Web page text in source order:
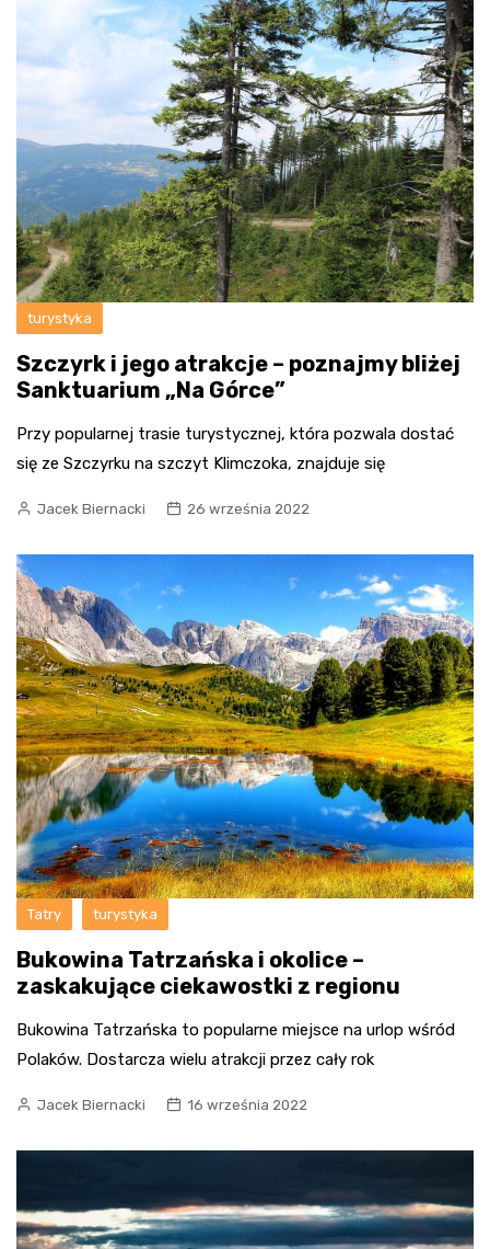
turystyka
Szczyrk i jego atrakcje – poznajmy bliżej
Sanktuarium „Na Górce”
Przy popularnej trasie turystycznej, która pozwala dostać
się ze Szczyrku na szczyt Klimczoka, znajduje się
Jacek Biernacki 26 września 2022
Tatry turystyka
Bukowina Tatrzańska i okolice –
zaskakujące ciekawostki z regionu
Bukowina Tatrzańska to popularne miejsce na urlop wśród
Polaków. Dostarcza wielu atrakcji przez cały rok
Jacek Biernacki 16 września 2022